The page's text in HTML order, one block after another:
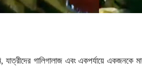
হিড়িক, রাতের আঁধারে
গালিগালাজ এবং একপর্যায়ে একজনকে